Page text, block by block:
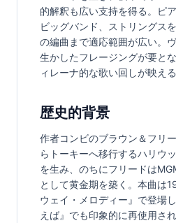
的解釈も広い支持を得る。ピ
ビッグバンド、ストリングス
の編曲まで適応範囲が広い。
生かしたフレージングが要と
ィレーナ的な歌い回しが映える
歴史的背景
作者コンビのブラウン＆フリ
らトーキーへ移行するハリウ
を生み、のちにフリードは
として黄金期を築く。本曲は
ウェイ・メロディー』で登場
えば』でも印象的に再使用さ